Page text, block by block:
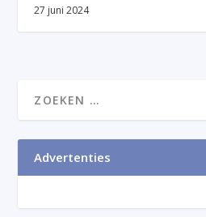
27 juni 2024
Advertenties